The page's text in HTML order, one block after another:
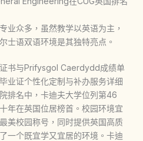
业众多，虽然教学以英语为主，
士语双语环境是其独特亮点。
书与Prifysgol Caerdydd成绩单
业证个性化定制与补办服务详细
排名中，卡迪夫大学位列第46
年在英国位居榜首。校园环境宜
美校园称号，同时提供英国高质
一个既宜学又宜居的环境。卡迪